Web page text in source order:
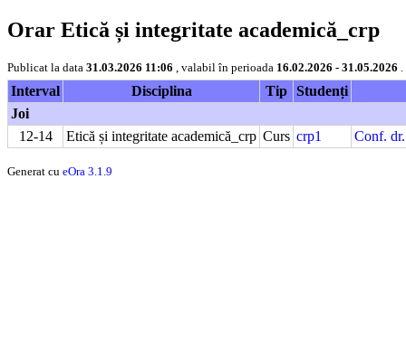
Orar Etică și integritate academică_crp
Publicat la data 31.03.2026 11:06 , valabil în perioada 16.02.2026 - 31.05.2026
Interval Disciplina Tip Studenți
Joi
12-14
Etică și integritate academică_crp Curs crp1 Conf.
Generat cu eOra 3.1.9